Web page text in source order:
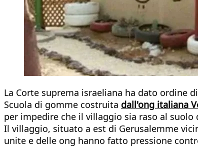
La Corte suprema israeliana ha dato ordine di
Scuola di gomme costruita dall'ong italiana
per impedire che il villaggio sia raso al
Il villaggio, situato a est di Gerusalemme
unite e delle ong hanno fatto pressione